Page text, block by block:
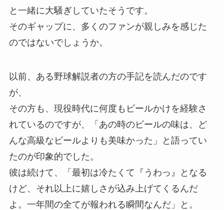
と一緒に大騒ぎしていたそうです。
そのギャップに、多くのファンが親しみを感じた
のではないでしょうか。
以前、ある野球解説者の方の手記を読んだのです
が、
その方も、現役時代に何度もビールかけを経験さ
れているのですが、「あの時のビールの味は、ど
んな高級なビールよりも美味かった」と語ってい
たのが印象的でした。
彼は続けて、「最初は冷たくて『うわっ』となる
けど、それ以上に嬉しさが込み上げてくるんだ
よ。一年間の全てが報われる瞬間なんだ」と。